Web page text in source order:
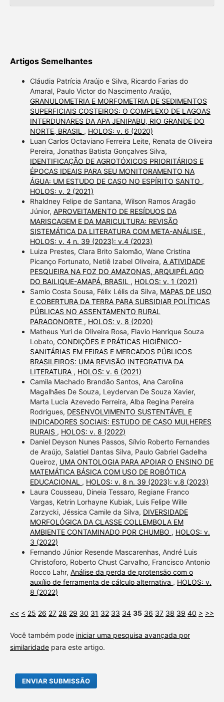
Artigos Semelhantes
Cláudia Patrícia Araújo e Silva, Ricardo Farias do
Amaral, Paulo Victor do Nascimento Araújo,
GRANULOMETRIA E MORFOMETRIA DE SEDIMENTOS
SUPERFICIAIS COSTEIROS: O COMPLEXO DE LAGOAS
INTERDUNARES DA APA JENIPABU, RIO GRANDE DO
NORTE, BRASIL , HOLOS: v. 6 (2020)
Luan Carlos Octaviano Ferreira Leite, Renata de Oliveira
Pereira, Jonathas Batista Gonçalves Silva,
IDENTIFICAÇÃO DE AGROTÓXICOS PRIORITÁRIOS E
ÉPOCAS IDEAIS PARA SEU MONITORAMENTO NA
ÁGUA: UM ESTUDO DE CASO NO ESPÍRITO SANTO ,
HOLOS: v. 2 (2021)
Rhaldney Felipe de Santana, Wilson Ramos Aragão
Júnior, APROVEITAMENTO DE RESÍDUOS DA
MARISCAGEM E DA MARICULTURA: REVISÃO
SISTEMÁTICA DA LITERATURA COM META-ANÁLISE ,
HOLOS: v. 4 n. 39 (2023): v.4 (2023)
Luiza Prestes, Clara Brito Salomão, Wane Cristina
Picanço Fortunato, Netiê Izabel Oliveira, A ATIVIDADE
PESQUEIRA NA FOZ DO AMAZONAS, ARQUIPÉLAGO
DO BAILIQUE-AMAPÁ, BRASIL , HOLOS: v. 1 (2021)
Samio Costa Sousa, Félix Lélis da Silva, MAPAS DE USO
E COBERTURA DA TERRA PARA SUBSIDIAR POLÍTICAS
PÚBLICAS NO ASSENTAMENTO RURAL
PARAGONORTE , HOLOS: v. 8 (2020)
Matheus Yuri de Oliveira Rosa, Flavio Henrique Souza
Lobato, CONDIÇÕES E PRÁTICAS HIGIÊNICO-
SANITÁRIAS EM FEIRAS E MERCADOS PÚBLICOS
BRASILEIROS: UMA REVISÃO INTEGRATIVA DA
LITERATURA , HOLOS: v. 6 (2021)
Camila Machado Brandão Santos, Ana Carolina
Magalhães De Souza, Leydervan De Souza Xavier,
Marta Lucia Azevedo Ferreira, Alba Regina Pereira
Rodrigues, DESENVOLVIMENTO SUSTENTÁVEL E
INDICADORES SOCIAIS: ESTUDO DE CASO MULHERES
RURAIS , HOLOS: v. 8 (2022)
Daniel Deyson Nunes Passos, Sílvio Roberto Fernandes
de Araújo, Salatiel Dantas Silva, Paulo Gabriel Gadelha
Queiroz, UMA ONTOLOGIA PARA APOIAR O ENSINO DE
MATEMÁTICA BÁSICA COM USO DE ROBÓTICA
EDUCACIONAL , HOLOS: v. 8 n. 39 (2023): v.8 (2023)
Laura Cousseau, Dineia Tessaro, Regiane Franco
Vargas, Ketrin Lorhayne Kubiak, Luis Felipe Wille
Zarzycki, Jéssica Camile da Silva, DIVERSIDADE
MORFOLÓGICA DA CLASSE COLLEMBOLA EM
AMBIENTE CONTAMINADO POR CHUMBO , HOLOS: v.
3 (2022)
Fernando Júnior Resende Mascarenhas, André Luis
Christoforo, Roberto Chust Carvalho, Francisco Antonio
Rocco Lahr, Análise da perda de protensão com o
auxílio de ferramenta de cálculo alternativa , HOLOS: v.
8 (2022)
<< < 25 26 27 28 29 30 31 32 33 34 35 36 37 38 39 40 > >>
Você também pode iniciar uma pesquisa avançada por
similaridadepara este artigo.
ENVIAR SUBMISSÃO